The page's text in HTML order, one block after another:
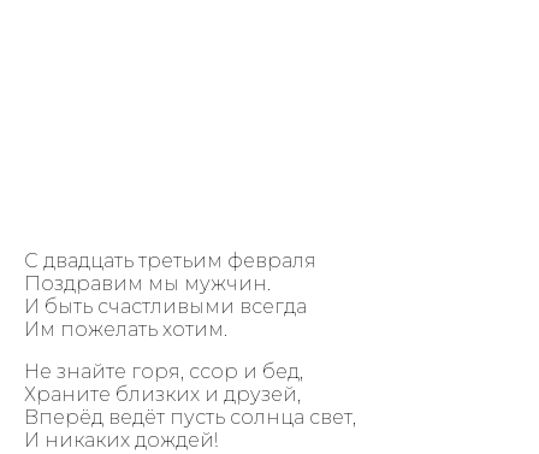
С двадцать третьим февраля
Поздравим мы мужчин.
И быть счастливыми всегда
Им пожелать хотим.
Не знайте горя, ссор и бед,
Храните близких и друзей,
Вперёд ведёт пусть солнца свет,
И никаких дождей!